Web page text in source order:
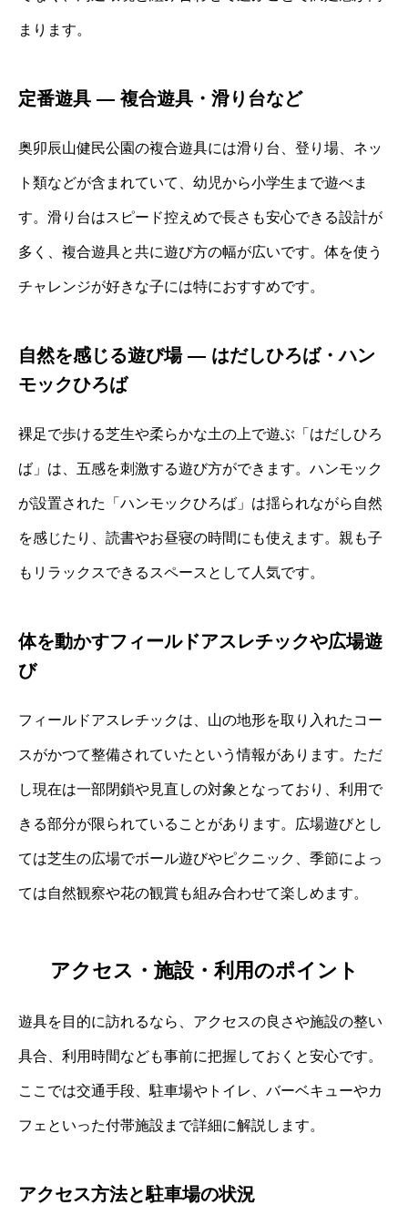
まります。
定番遊具 ― 複合遊具・滑り台など
奥卯辰山健民公園の複合遊具には滑り台、登り場、ネッ
ト類などが含まれていて、幼児から小学生まで遊べま
す。滑り台はスピード控えめで長さも安心できる設計が
多く、複合遊具と共に遊び方の幅が広いです。体を使う
チャレンジが好きな子には特におすすめです。
自然を感じる遊び場 ― はだしひろば・ハン
モックひろば
裸足で歩ける芝生や柔らかな土の上で遊ぶ「はだしひろ
ば」は、五感を刺激する遊び方ができます。ハンモック
が設置された「ハンモックひろば」は揺られながら自然
を感じたり、読書やお昼寝の時間にも使えます。親も子
もリラックスできるスペースとして人気です。
体を動かすフィールドアスレチックや広場遊
び
フィールドアスレチックは、山の地形を取り入れたコー
スがかつて整備されていたという情報があります。ただ
し現在は一部閉鎖や見直しの対象となっており、利用で
きる部分が限られていることがあります。広場遊びとし
ては芝生の広場でボール遊びやピクニック、季節によっ
ては自然観察や花の観賞も組み合わせて楽しめます。
アクセス・施設・利用のポイント
遊具を目的に訪れるなら、アクセスの良さや施設の整い
具合、利用時間なども事前に把握しておくと安心です。
ここでは交通手段、駐車場やトイレ、バーベキューやカ
フェといった付帯施設まで詳細に解説します。
アクセス方法と駐車場の状況